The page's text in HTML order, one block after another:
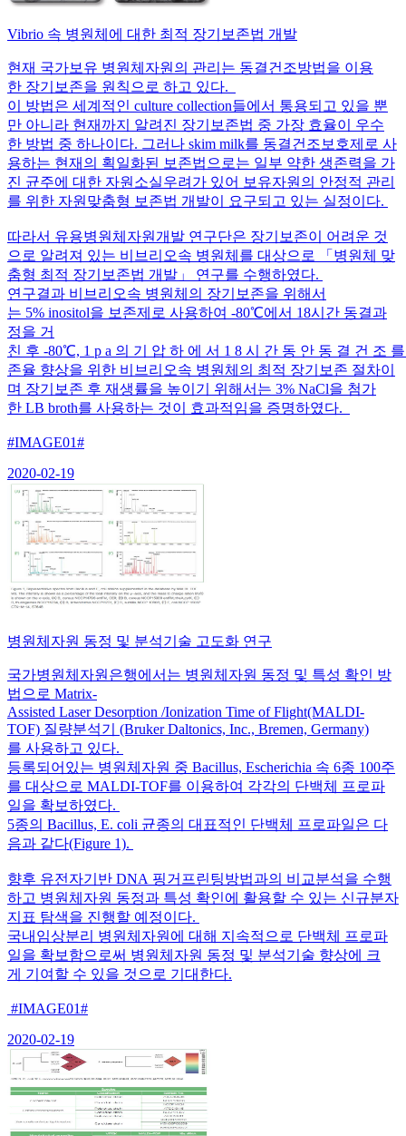
Vibrio 속 병원체에 대한 최적 장기보존법 개발
현재 국가보유 병원체자원의 관리는 동결건조방법을 이용
한 장기보존을 원칙으로 하고 있다.
이 방법은 세계적인 culture collection들에서 통용되고 있을 뿐
만 아니라 현재까지 알려진 장기보존법 중 가장 효율이 우수
한 방법 중 하나이다. 그러나 skim milk를 동결건조보호제로 사
용하는 현재의 획일화된 보존법으로는 일부 약한 생존력을 가
진 균주에 대한 자원소실우려가 있어 보유자원의 안정적 관리
를 위한 자원맞춤형 보존법 개발이 요구되고 있는 실정이다.
따라서 유용병원체자원개발 연구단은 장기보존이 어려운 것
으로 알려져 있는 비브리오속 병원체를 대상으로 「병원체 맞
춤형 최적 장기보존법 개발」 연구를 수행하였다.
연구결과 비브리오속 병원체의 장기보존을 위해서
는 5% inositol을 보존제로 사용하여 -80℃에서 18시간 동결과
정을 거
친 후 -80℃, 1 p a 의 기 압 하 에 서 1 8 시 간 동 안 동 결 건 조
존율 향상을 위한 비브리오속 병원체의 최적 장기보존 절차이
며 장기보존 후 재생률을 높이기 위해서는 3% NaCl을 첨가
한 LB broth를 사용하는 것이 효과적임을 증명하였다.
#IMAGE01#
2020-02-19
병원체자원 동정 및 분석기술 고도화 연구
국가병원체자원은행에서는 병원체자원 동정 및 특성 확인 방
법으로 Matrix-
Assisted Laser Desorption /Ionization Time of Flight(MALDI-
TOF) 질량분석기 (Bruker Daltonics, Inc., Bremen, Germany)
를 사용하고 있다.
등록되어있는 병원체자원 중 Bacillus, Escherichia 속 6종 100주
를 대상으로 MALDI-TOF를 이용하여 각각의 단백체 프로파
일을 확보하였다.
5종의 Bacillus, E. coli 균종의 대표적인 단백체 프로파일은 다
음과 같다(Figure 1).
향후 유전자기반 DNA 핑거프린팅방법과의 비교분석을 수행
하고 병원체자원 동정과 특성 확인에 활용할 수 있는 신규분자
지표 탐색을 진행할 예정이다.
국내임상분리 병원체자원에 대해 지속적으로 단백체 프로파
일을 확보함으로써 병원체자원 동정 및 분석기술 향상에 크
게 기여할 수 있을 것으로 기대한다.
#IMAGE01#
2020-02-19